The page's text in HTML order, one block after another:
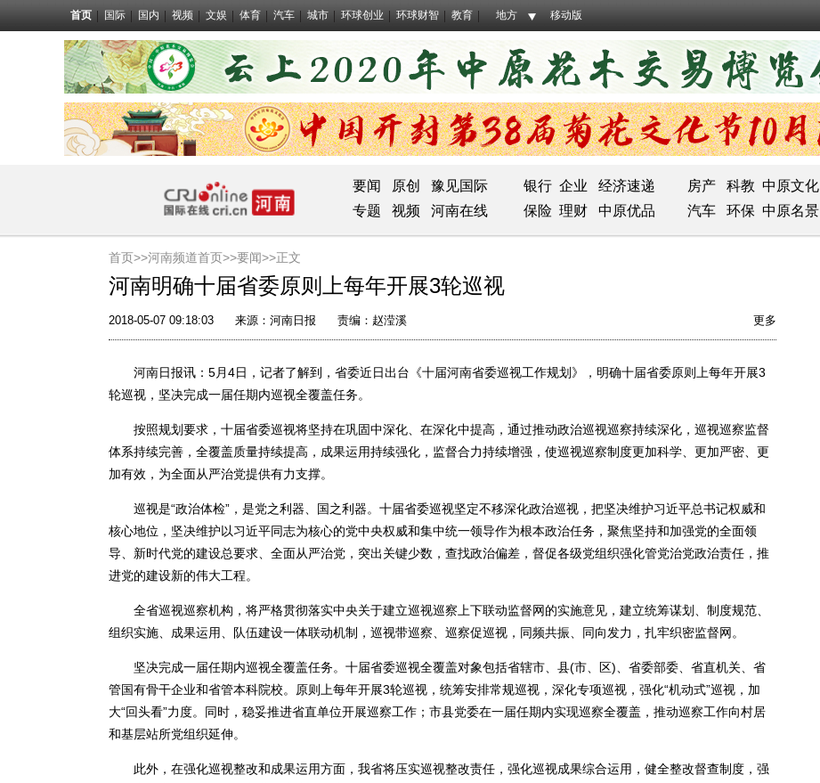
首页 国际 国内 视频 文娱 体育 汽车 城市 环球创业 环球财智 教育 地方 移动版
要闻 原创 豫见国际 银行 企业 经济速递 房产 科教 中原文化
专题
视频 河南在线 保险 理财 中原优品 汽车 环保 中原名景
首页>>河南频道首页>>要闻>>正文
河南明确十届省委原则上每年开展3轮巡视
2018-05-07 09:18:03 来源： 河南日报 责编：赵滢溪 更多
河南日报讯：5月4日，记者了解到，省委近日出台《十届河南省委巡视工作规划》，明确十届省委原则上每年开展3
轮巡视，坚决完成一届任期内巡视全覆盖任务。
按照规划要求，十届省委巡视将坚持在巩固中深化、在深化中提高，通过推动政治巡视巡察持续深化，巡视巡察监督
体系持续完善，全覆盖质量持续提高，成果运用持续强化，监督合力持续增强，使巡视巡察制度更加科学、更加严密、更
加有效，为全面从严治党提供有力支撑。
巡视是“政治体检”，是党之利器、国之利器。十届省委巡视坚定不移深化政治巡视，把坚决维护习近平总书记权威和
核心地位，坚决维护以习近平同志为核心的党中央权威和集中统一领导作为根本政治任务，聚焦坚持和加强党的全面领
导、新时代党的建设总要求、全面从严治党，突出关键少数，查找政治偏差，督促各级党组织强化管党治党政治责任，推
进党的建设新的伟大工程。
全省巡视巡察机构，将严格贯彻落实中央关于建立巡视巡察上下联动监督网的实施意见，建立统筹谋划、制度规范、
组织实施、成果运用、队伍建设一体联动机制，巡视带巡察、巡察促巡视，同频共振、同向发力，扎牢织密监督网。
坚决完成一届任期内巡视全覆盖任务。十届省委巡视全覆盖对象包括省辖市、县(市、区)、省委部委、省直机关、省
管国有骨干企业和省管本科院校。原则上每年开展3轮巡视，统筹安排常规巡视，深化专项巡视，强化“机动式”巡视，加
大“回头看”力度。同时，稳妥推进省直单位开展巡察工作；市县党委在一届任期内实现巡察全覆盖，推动巡察工作向村居
和基层站所党组织延伸。
此外，在强化巡视整改和成果运用方面，我省将压实巡视整改责任，强化巡视成果综合运用，健全整改督查制度，强